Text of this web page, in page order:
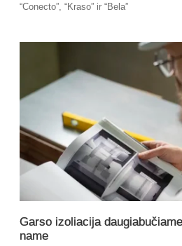
“Conecto”, “Kraso” ir “Bela”
Garso izoliacija
name